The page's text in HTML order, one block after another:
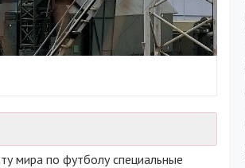
мира по футболу специальные